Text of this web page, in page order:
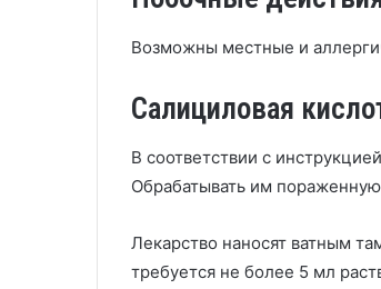
Возможны местные и
Салициловая
В соответствии с
Обрабатывать им
Лекарство наносят ватным
требуется не более 5 мл